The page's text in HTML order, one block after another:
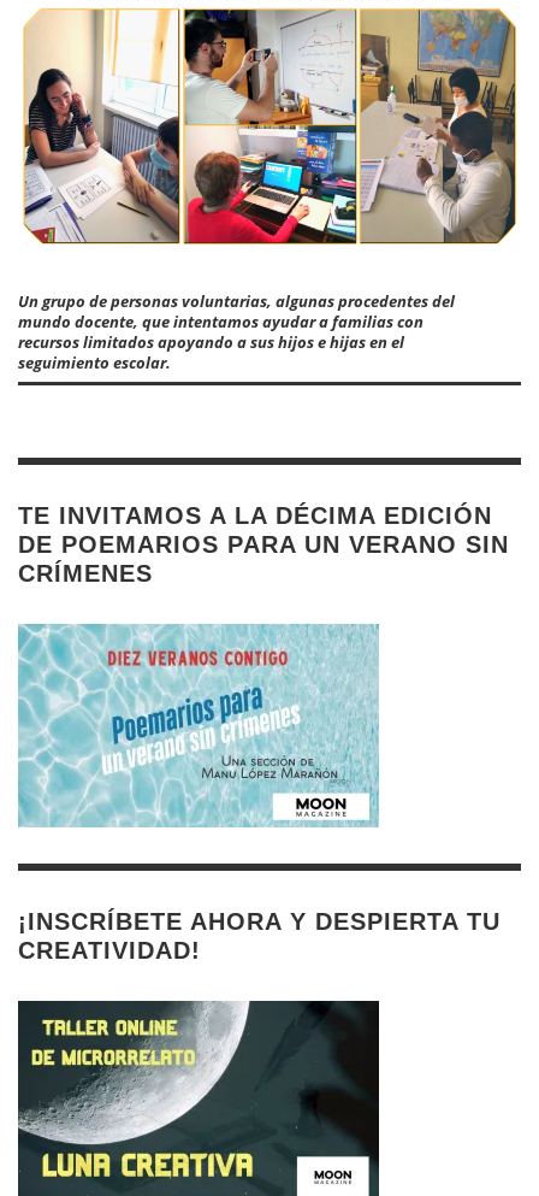
Un grupo de personas voluntarias, algunas procedentes del
mundo docente, que intentamos ayudar a familias con
recursos limitados apoyando a sus hijos e hijas en el
seguimiento escolar.
TE INVITAMOS A LA DÉCIMA EDICIÓN
DE POEMARIOS PARA UN VERANO SIN
CRÍMENES
¡INSCRÍBETE AHORA Y DESPIERTA TU
CREATIVIDAD!